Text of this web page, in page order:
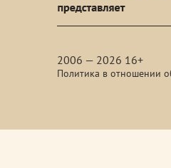
2006 — 2026 16+
Политика в отношении